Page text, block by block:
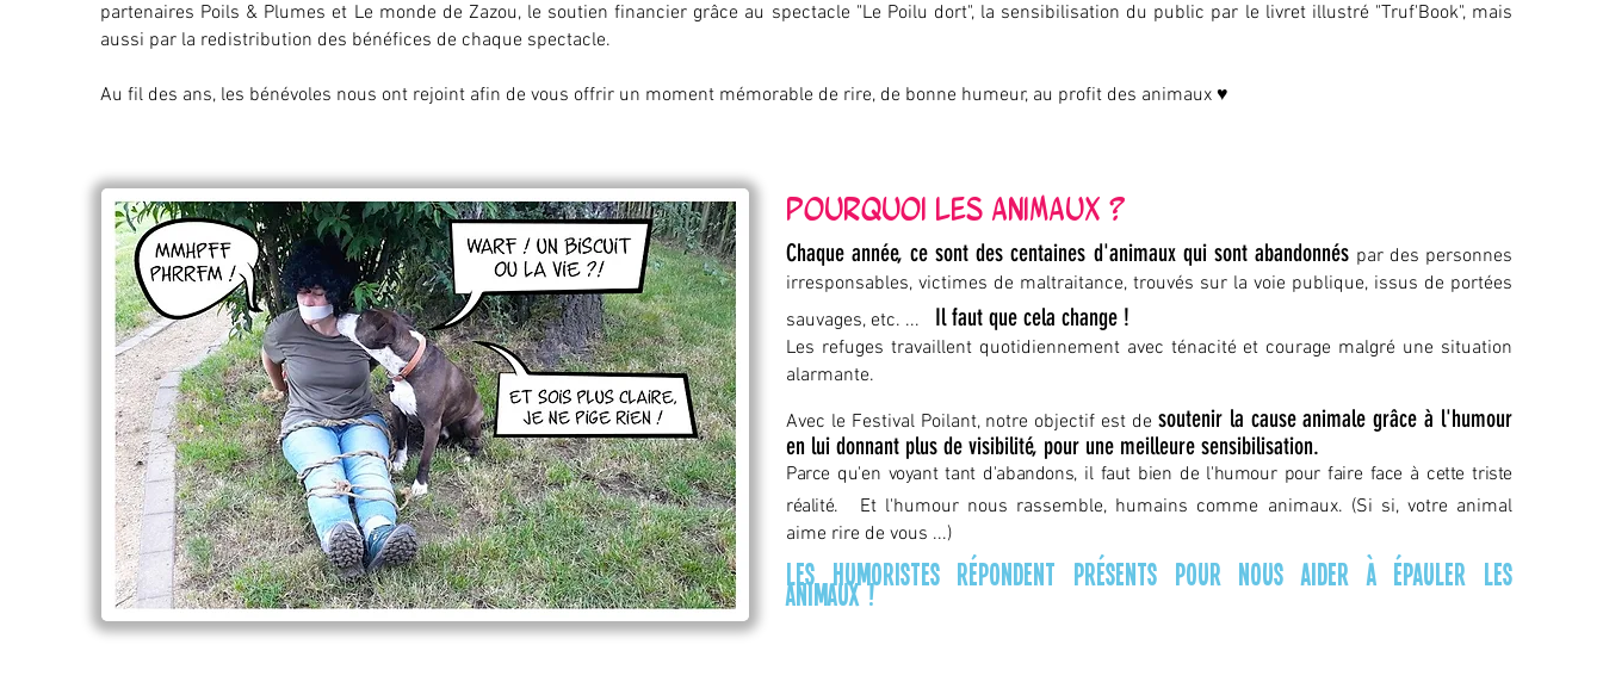
partenaires Poils & Plumes et Le monde de Zazou, le soutien financier grâce au spectacle "Le Poilu dort", la sensibilisation du public par le livret illustré "Truf'Book", mais
aussi par la redistribution des bénéfices de chaque spectacle.
Au fil des ans, les bénévoles nous ont rejoint afin de vous offrir un moment mémorable de rire, de bonne humeur, au profit des animaux ♥
Pourquoi les animaux ?
Chaque année, ce sont des centaines d'animaux qui sont abandonnés par des personnes
irresponsables, victimes de maltraitance, trouvés sur la voie publique, issus de portées
sauvages, etc. ... Il faut que cela change !
Les refuges travaillent quotidiennement avec ténacité et courage malgré une situation
alarmante.
Avec le Festival Poilant, notre objectif est de soutenir la cause animale grâce à l'humour
en lui donnant plus de visibilité, pour une meilleure sensibilisation.
Parce qu'en voyant tant d'abandons, il faut bien de l'humour pour faire face à cette triste
réalité.
Etl'humour nous rassemble, humains comme animaux. (Si si, votre animal
aime rire de vous ...)
Les humoristes répondent présents pour nous aider à épauler les
animaux !